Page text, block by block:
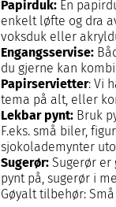
Papirduk: En
enkelt løfte og dra
voksduk eller
Engangsservise:
du gjerne kan
Papirservietter: Vi
tema på alt, eller
Lekbar pynt: Bruk
F.eks. små biler,
sjokolademynter
Sugerør: Sugerør er
pynt på, sugerør i
Gøyalt tilbehør: